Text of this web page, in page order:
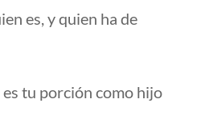
es, y quien ha de
es tu porción como hijo